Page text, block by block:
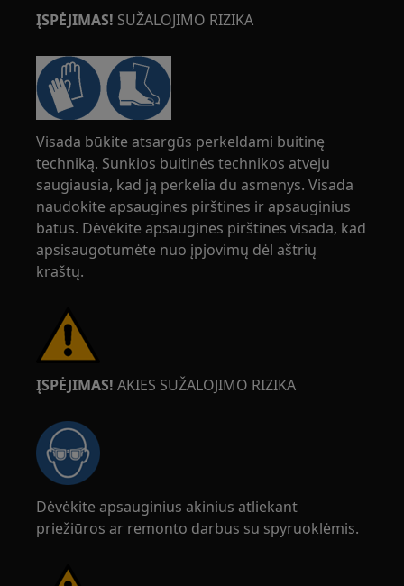
ĮSPĖJIMAS! SUŽALOJIMO RIZIKA
Visada būkite atsargūs perkeldami buitinę
techniką. Sunkios buitinės technikos atveju
saugiausia, kad ją perkelia du asmenys. Visada
naudokite apsaugines pirštines ir apsauginius
batus. Dėvėkite apsaugines pirštines visada, kad
apsisaugotumėte nuo įpjovimų dėl aštrių
kraštų.
ĮSPĖJIMAS! AKIES SUŽALOJIMO RIZIKA
Dėvėkite apsauginius akinius atliekant
priežiūros ar remonto darbus su spyruoklėmis.